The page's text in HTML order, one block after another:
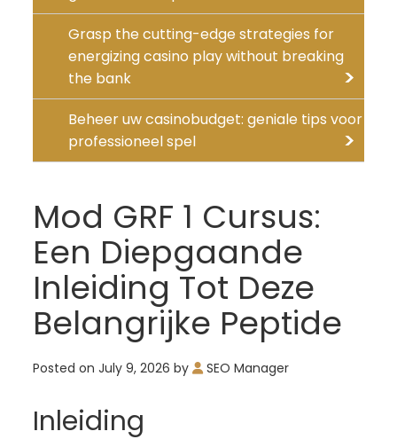
Grasp the cutting-edge strategies for
energizing casino play without breaking
the bank
Beheer uw casinobudget: geniale tips voor
professioneel spel
Mod GRF 1 Cursus:
Een Diepgaande
Inleiding Tot Deze
Belangrijke Peptide
Posted onJuly 9, 2026 by SEO Manager
Inleiding